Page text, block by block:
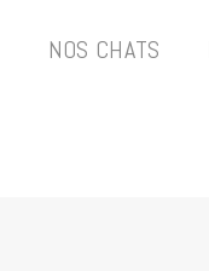
NOS CHATS